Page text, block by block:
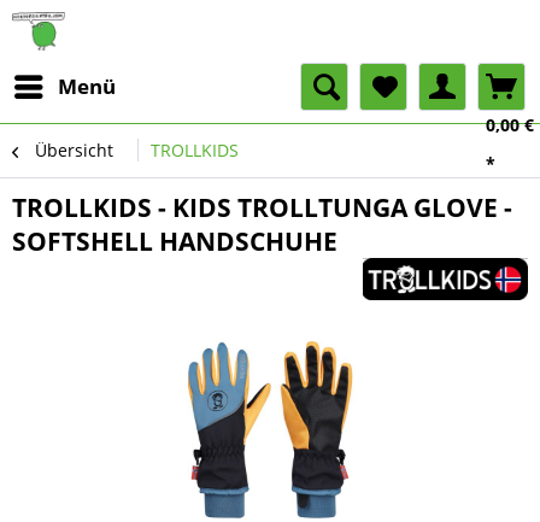
Menü
0,00 €
*
Übersicht TROLLKIDS
TROLLKIDS - KIDS TROLLTUNGA GLOVE -
SOFTSHELL HANDSCHUHE